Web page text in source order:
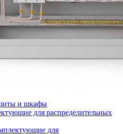
и шкафы
для распределительных
для